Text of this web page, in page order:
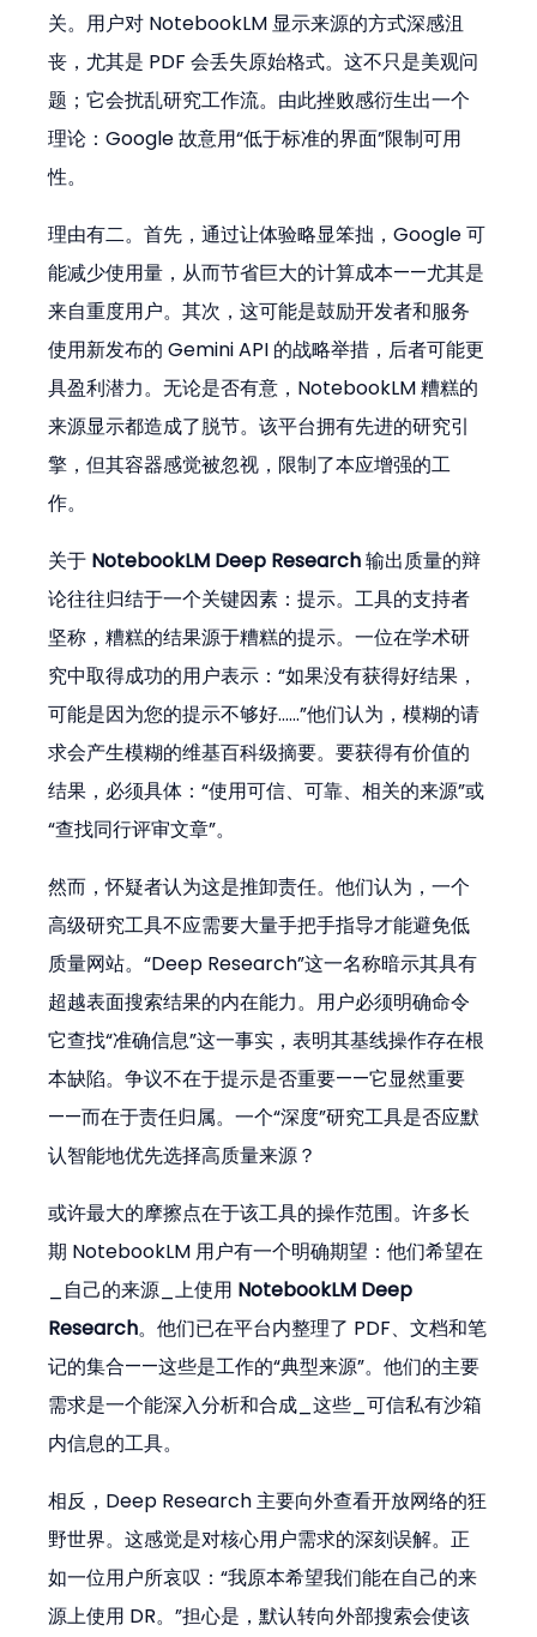
关。用户对 NotebookLM 显示来源的方式深感沮
丧，尤其是 PDF 会丢失原始格式。这不只是美观问
题；它会扰乱研究工作流。由此挫败感衍生出一个
理论：Google 故意用“低于标准的界面”限制可用
性。
理由有二。首先，通过让体验略显笨拙，Google 可
能减少使用量，从而节省巨大的计算成本——尤其是
来自重度用户。其次，这可能是鼓励开发者和服务
使用新发布的 Gemini API 的战略举措，后者可能更
具盈利潜力。无论是否有意，NotebookLM 糟糕的
来源显示都造成了脱节。该平台拥有先进的研究引
擎，但其容器感觉被忽视，限制了本应增强的工
作。
关于 NotebookLM Deep Research 输出质量的辩
论往往归结于一个关键因素：提示。工具的支持者
坚称，糟糕的结果源于糟糕的提示。一位在学术研
究中取得成功的用户表示：“如果没有获得好结果，
可能是因为您的提示不够好……”他们认为，模糊的请
求会产生模糊的维基百科级摘要。要获得有价值的
结果，必须具体：“使用可信、可靠、相关的来源”或
“查找同行评审文章”。
然而，怀疑者认为这是推卸责任。他们认为，一个
高级研究工具不应需要大量手把手指导才能避免低
质量网站。“Deep Research”这一名称暗示其具有
超越表面搜索结果的内在能力。用户必须明确命令
它查找“准确信息”这一事实，表明其基线操作存在根
本缺陷。争议不在于提示是否重要——它显然重要
——而在于责任归属。一个“深度”研究工具是否应默
认智能地优先选择高质量来源？
或许最大的摩擦点在于该工具的操作范围。许多长
期 NotebookLM 用户有一个明确期望：他们希望在
_自己的来源_上使用 NotebookLM Deep
Research。他们已在平台内整理了 PDF、文档和笔
记的集合——这些是工作的“典型来源”。他们的主要
需求是一个能深入分析和合成_这些_可信私有沙箱
内信息的工具。
相反，Deep Research 主要向外查看开放网络的狂
野世界。这感觉是对核心用户需求的深刻误解。正
如一位用户所哀叹：“我原本希望我们能在自己的来
源上使用 DR。”担心是，默认转向外部搜索会使该